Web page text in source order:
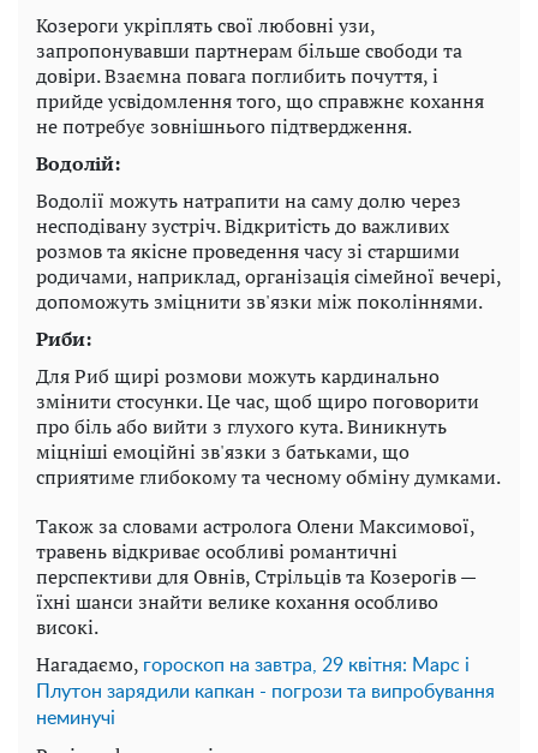
Козероги укріплять свої любовні узи,
запропонувавши партнерам більше свободи та
довіри. Взаємна повага поглибить почуття, і
прийде усвідомлення того, що справжнє кохання
не потребує зовнішнього підтвердження.
Водолій:
Водолії можуть натрапити на саму долю через
несподівану зустріч. Відкритість до важливих
розмов та якісне проведення часу зі старшими
родичами, наприклад, організація сімейної вечері,
допоможуть зміцнити зв'язки між поколіннями.
Риби:
Для Риб щирі розмови можуть кардинально
змінити стосунки. Це час, щоб щиро поговорити
про біль або вийти з глухого кута. Виникнуть
міцніші емоційні зв'язки з батьками, що
сприятиме глибокому та чесному обміну думками.
Також за словами астролога Олени Максимової,
травень відкриває особливі романтичні
перспективи для Овнів, Стрільців та Козерогів —
їхні шанси знайти велике кохання особливо
високі.
Нагадаємо, гороскоп на завтра, 29 квітня: Марс і
Плутон зарядили капкан - погрози та випробування
неминучі